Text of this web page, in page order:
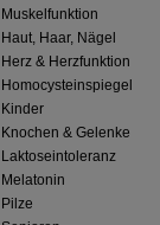
Muskelfunktion
Haut, Haar, Nägel
Herz & Herzfunktion
Homocysteinspiegel
Kinder
Knochen & Gelenke
Laktoseintoleranz
Melatonin
Pilze